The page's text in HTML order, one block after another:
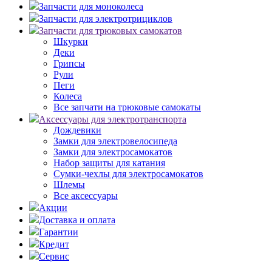
Запчасти для моноколеса
Запчасти для электротрициклов
Запчасти для трюковых самокатов
Шкурки
Деки
Грипсы
Рули
Пеги
Колеса
Все запчати на трюковые самокаты
Аксессуары для электротранспорта
Дождевики
Замки для электровелосипеда
Замки для электросамокатов
Набор защиты для катания
Сумки-чехлы для электросамокатов
Шлемы
Все аксессуары
Акции
Доставка и оплата
Гарантии
Кредит
Сервис